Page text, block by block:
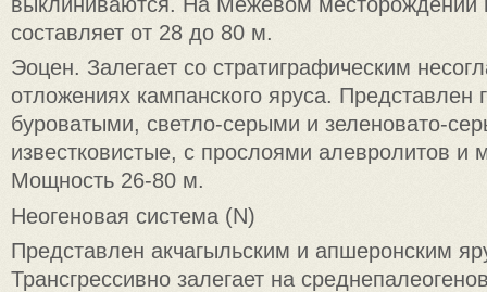
составляет от 28 до 80 м.
Эоцен. Залегает со стратиграфическим
отложениях кампанского яруса. Представлен
буроватыми, светло-серыми и зеленовато-
известковистые, с прослоями алевролитов и
Мощность 26-80 м.
Неогеновая система (N)
Представлен акчагыльским и апшеронским
Трансгрессивно залегает на